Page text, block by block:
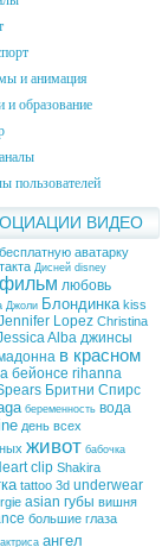
и анимация
и образование
пользователей
ВИДЕО
аватарку
Дисней disney
любовь
Джоли Блондинка kiss
Lopez Christina
Alba джинсы
в красном
бейонсе rihanna
Бритни Спирс
беременность вода
день всех
живот бабочка
clip Shakira
tattoo 3d underwear
asian губы вишня
большие глаза
актриса ангел